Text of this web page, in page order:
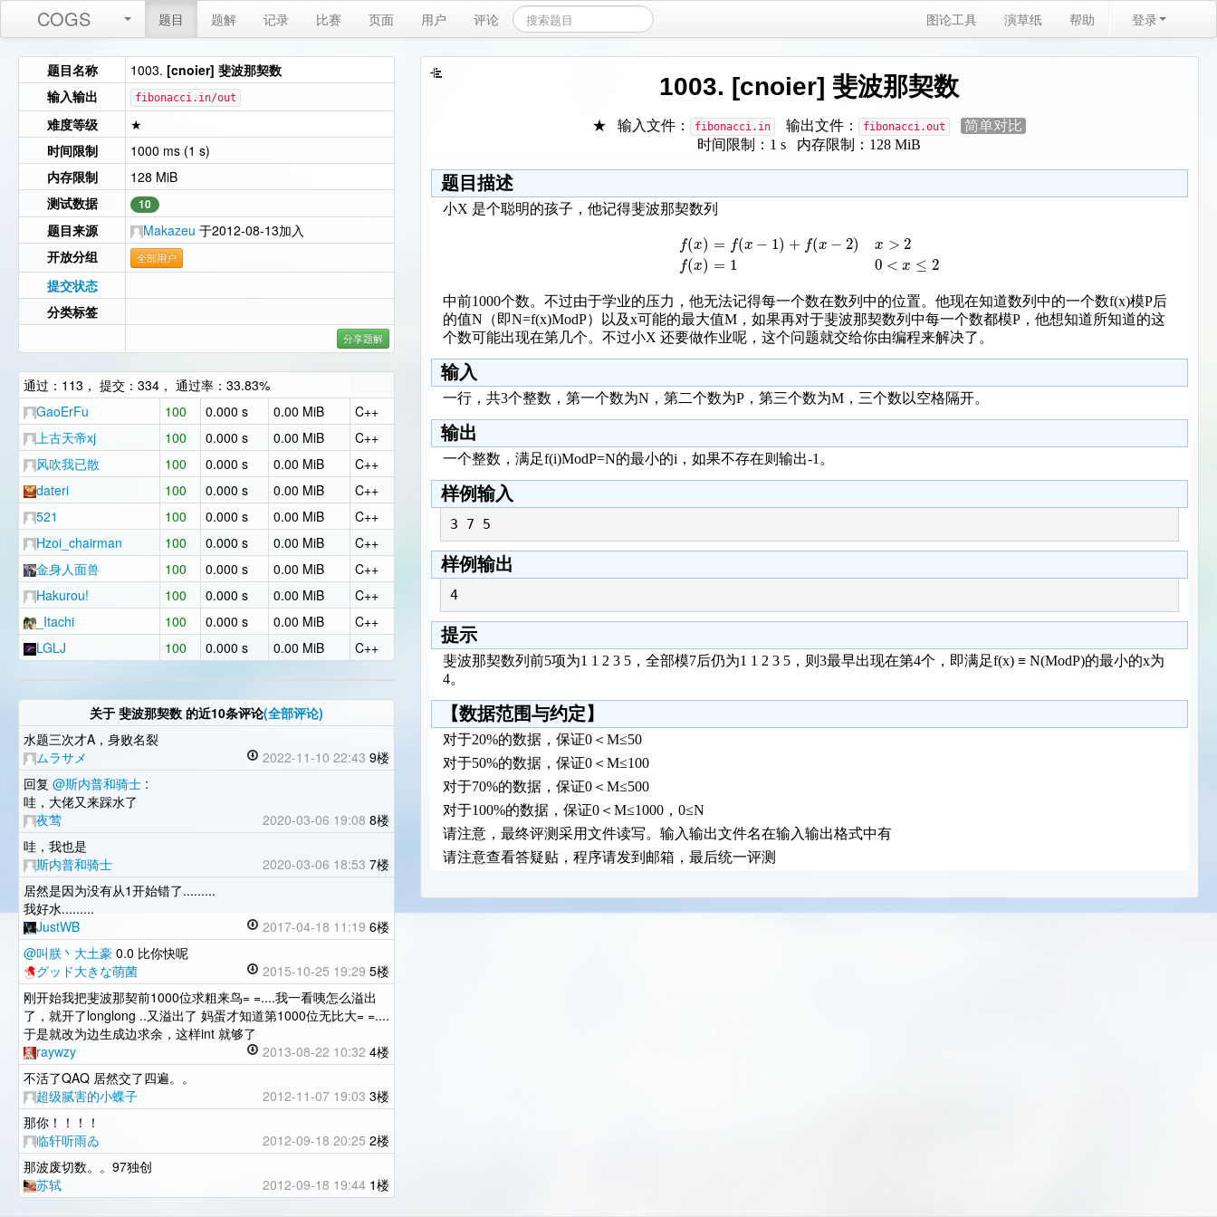
COGS 题目 题解 记录 比赛 页面 用户 评论 图论工具 演草纸 帮助 登录
题目名称 1003. [cnoier] 斐波那契数
输入输出
fibonacci.in/out
难度等级
★
时间限制
1000 ms (1 s)
内存限制
128 MiB
测试数据
10
题目来源 Makazeu 于2012-08-13加入
开放分组
全部用户
提交状态
分类标签
分享题解
通过：113， 提交：334， 通过率：33.83%
GaoErFu
100 0.000 s 0.00 MiB
C++
上古天帝xj
100 0.000 s 0.00 MiB
C++
风吹我已散
100 0.000 s 0.00 MiB
C++
dateri
100 0.000 s 0.00 MiB
C++
521
100 0.000 s 0.00 MiB
C++
Hzoi_chairman
100 0.000 s 0.00 MiB
C++
金身人面兽
100 0.000 s 0.00 MiB
C++
Hakurou!
100 0.000 s 0.00 MiB
C++
_Itachi
100 0.000 s 0.00 MiB
C++
LGLJ
100 0.000 s 0.00 MiB C++
关于 斐波那契数 的近10条评论(全部评论)
水题三次才A，身败名裂
ムラサメ
2022-11-10 22:43 9楼
回复 @斯内普和骑士 :
哇，大佬又来踩水了
夜莺
2020-03-06 19:08 8楼
哇，我也是
斯内普和骑士
2020-03-06 18:53 7楼
居然是因为没有从1开始错了.........
我好水.........
JustWB
2017-04-18 11:19 6楼
@叫朕丶大土豪 0.0 比你快呢
グッド大きな萌菌
2015-10-25 19:29 5楼
刚开始我把斐波那契前1000位求粗来鸟= =....我一看咦怎么溢出
了，就开了longlong ..又溢出了 妈蛋才知道第1000位无比大= =....
于是就改为边生成边求余，这样int 就够了
raywzy
2013-08-22 10:32 4楼
不活了QAQ 居然交了四遍。。
超级腻害的小蝶子
2012-11-07 19:03 3楼
那你！！！！
临轩听雨ゐ
2012-09-18 20:25 2楼
那波废切数。。97独创
苏轼
2012-09-18 19:44 1楼
1003. [cnoier] 斐波那契数
★ 输入文件： fibonacci.in 输出文件： fibonacci.out
简单对比
时间限制：1 s 内存限制：128 MiB
题目描述
小X 是个聪明的孩子，他记得斐波那契数列
f(x) = f(x − 1) + f(x −2)
f(x) = 1
x >2
0 < x ≤ 2
中前1000个数。不过由于学业的压力，他无法记得每一个数在数列中的位置。他现在知道数列中的一个数f(x)模P后
的值N（即N=f(x)ModP）以及x可能的最大值M，如果再对于斐波那契数列中每一个数都模P，他想知道所知道的这
个数可能出现在第几个。不过小X 还要做作业呢，这个问题就交给你由编程来解决了。
输入
一行，共3个整数，第一个数为N，第二个数为P，第三个数为M，三个数以空格隔开。
输出
一个整数，满足f(i)ModP=N的最小的i，如果不存在则输出-1。
样例输入
3 7 5
样例输出
4
提示
斐波那契数列前5项为1 1 2 3 5，全部模7后仍为1 1 2 3 5，则3最早出现在第4个，即满足f(x) ≡ N(ModP)的最小的x为
4。
【数据范围与约定】
对于20%的数据，保证0＜M≤50
对于50%的数据，保证0＜M≤100
对于70%的数据，保证0＜M≤500
对于100%的数据，保证0＜M≤1000，0≤N
请注意，最终评测采用文件读写。输入输出文件名在输入输出格式中有
请注意查看答疑贴，程序请发到邮箱，最后统一评测